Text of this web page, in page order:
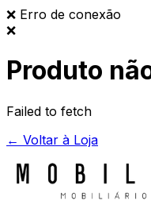
❌ Erro de conexão
❌
Produto
Failed to fetch
← Voltar à Loja